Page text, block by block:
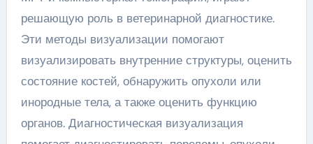
решающую роль в ветеринарной диагностике.
Эти методы визуализации помогают
визуализировать внутренние структуры, оценить
состояние костей, обнаружить опухоли или
инородные тела, а также оценить функцию
органов. Диагностическая визуализация